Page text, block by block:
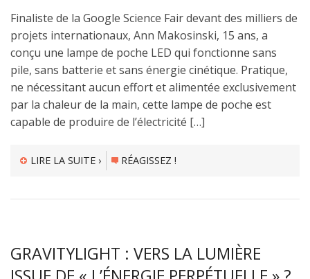
Finaliste de la Google Science Fair devant des milliers de
projets internationaux, Ann Makosinski, 15 ans, a
conçu une lampe de poche LED qui fonctionne sans
pile, sans batterie et sans énergie cinétique. Pratique,
ne nécessitant aucun effort et alimentée exclusivement
par la chaleur de la main, cette lampe de poche est
capable de produire de l’électricité […]
LIRE LA SUITE › RÉAGISSEZ !
GRAVITYLIGHT : VERS LA LUMIÈRE